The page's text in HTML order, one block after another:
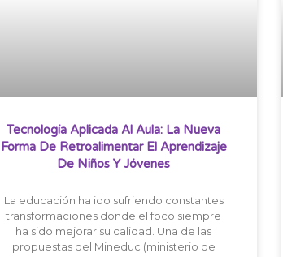
Tecnología Aplicada Al Aula: La Nueva
Forma De Retroalimentar El Aprendizaje
De Niños Y Jóvenes
La educación ha ido sufriendo constantes
transformaciones donde el foco siempre
ha sido mejorar su calidad. Una de las
propuestas del Mineduc (ministerio de